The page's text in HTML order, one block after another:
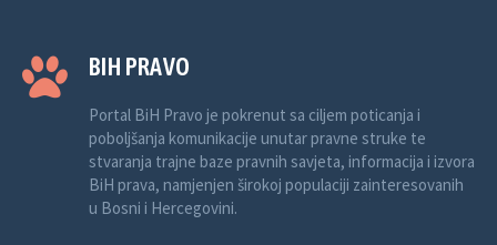
BIH PRAVO
Portal BiH Pravo je pokrenut sa ciljem poticanja i
poboljšanja komunikacije unutar pravne struke te
stvaranja trajne baze pravnih savjeta, informacija i izvora
BiH prava, namjenjen širokoj populaciji zainteresovanih
u Bosni i Hercegovini.